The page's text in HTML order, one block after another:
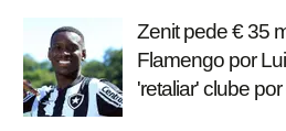
Zenit pede € 35
Flamengo por
'retaliar' clube